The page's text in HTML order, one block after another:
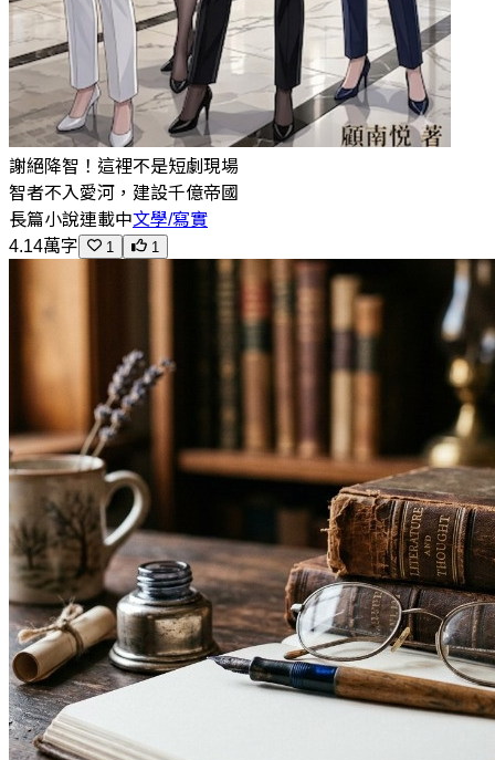
謝絕降智！這裡不是短劇現場
智者不入愛河，建設千億帝國
長篇小說連載中文學/寫實
4.14萬字
1 1